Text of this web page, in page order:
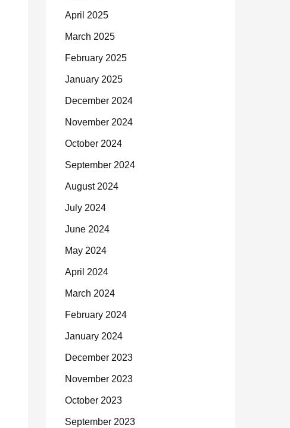
April 2025
March 2025
February 2025
January 2025
December 2024
November 2024
October 2024
September 2024
August 2024
July 2024
June 2024
May 2024
April 2024
March 2024
February 2024
January 2024
December 2023
November 2023
October 2023
September 2023